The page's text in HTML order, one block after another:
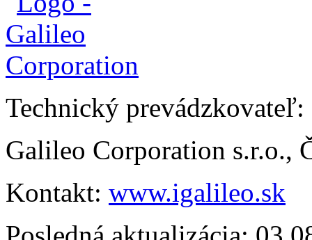
Technický prevádzkovateľ:
Galileo Corporation s.r.o.,
Kontakt: www.igalileo.sk